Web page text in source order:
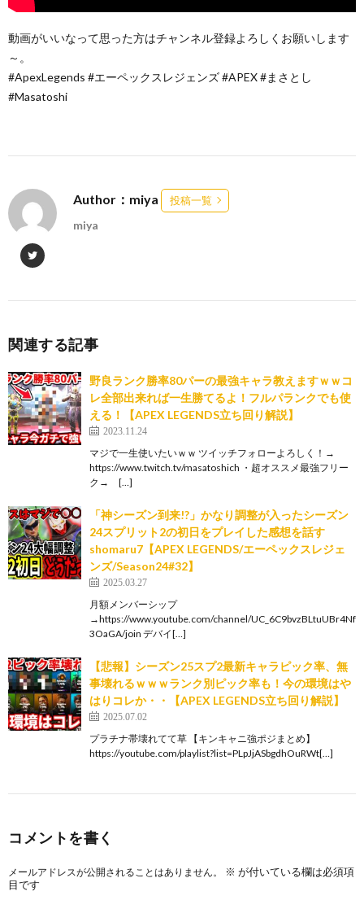
動画がいいなって思った方はチャンネル登録よろしくお願いします
～。
#ApexLegends #エーペックスレジェンズ #APEX #まさとし
#Masatoshi
Author：miya 投稿一覧
miya
関連する記事
野良ランク勝率80パーの最強キャラ教えますｗｗコ
レ全部出来れば一生勝てるよ！フルパランクでも使
える！【APEX LEGENDS立ち回り解説】
2023.11.24
マジで一生使いたいｗｗ ツイッチフォローよろしく！→
https://www.twitch.tv/masatoshich ・超オススメ最強フリー
ク→ […]
「神シーズン到来!?」かなり調整が入ったシーズン
24スプリット2の初日をプレイした感想を話す
shomaru7【APEX LEGENDS/エーペックスレジェ
ンズ/Season24#32】
2025.03.27
月額メンバーシップ
→https://www.youtube.com/channel/UC_6C9bvzBLtuUBr4Nf
3OaGA/join デバイ[…]
【悲報】シーズン25スプ2最新キャラピック率、無
事壊れるｗｗｗランク別ピック率も！今の環境はや
はりコレか・・【APEX LEGENDS立ち回り解説】
2025.07.02
プラチナ帯壊れてて草 【キンキャニ強ポジまとめ】
https://youtube.com/playlist?list=PLpJjASbgdhOuRWt[…]
コメントを書く
メールアドレスが公開されることはありません。 ※ が付いている欄は必須項
目です